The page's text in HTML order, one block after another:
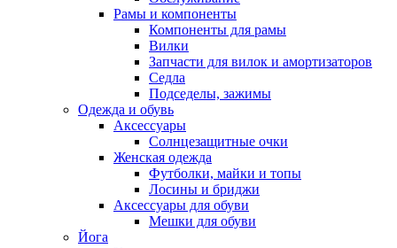
Рамы и компоненты
Компоненты для рамы
Вилки
Запчасти для вилок и амортизаторов
Седла
Подседелы, зажимы
Одежда и обувь
Аксессуары
Солнцезащитные очки
Женская одежда
Футболки, майки и топы
Лосины и бриджи
Аксессуары для обуви
Мешки для обуви
Йога